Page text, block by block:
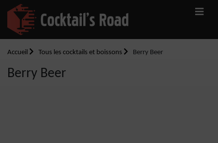
Accueil Tous les cocktails et boissons Berry Beer
Berry Beer